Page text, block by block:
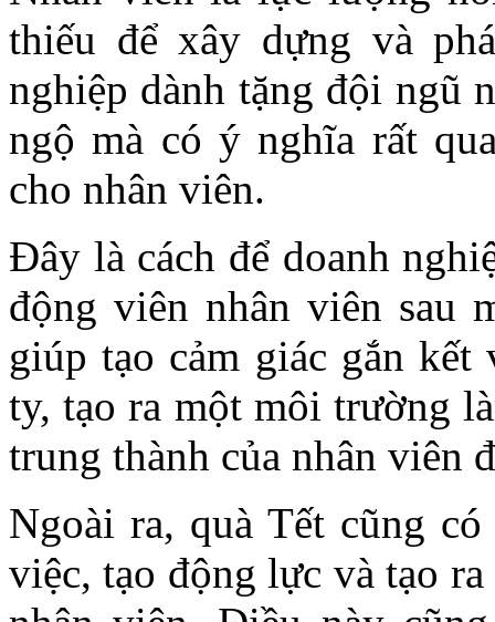
thiếu để xây dựng và
nghiệp dành tặng đội ngũ
ngộ mà có ý nghĩa rất
cho nhân viên.
Đây là cách để doanh
động viên nhân viên sau
giúp tạo cảm giác gắn
ty, tạo ra một môi trường
trung thành của nhân viên
Ngoài ra, quà Tết cũng
việc, tạo động lực và tạo